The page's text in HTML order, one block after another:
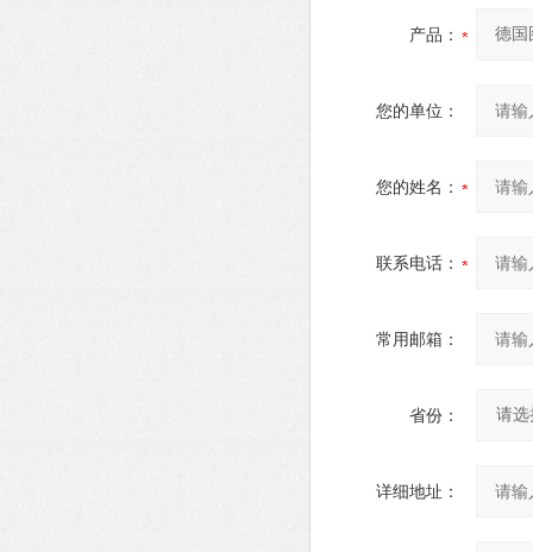
产品：
您的单位：
您的姓名：
联系电话：
常用邮箱：
省份：
详细地址：